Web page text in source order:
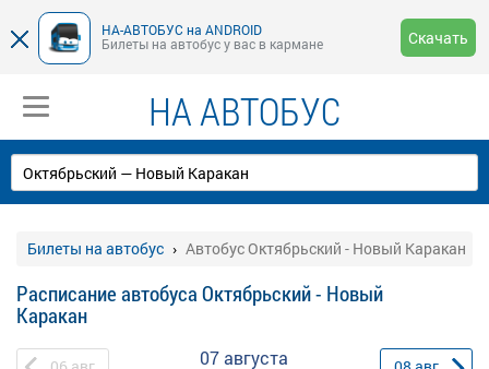
НА-АВТОБУС на ANDROID
Билеты на автобус у вас в кармане
Скачать
НА АВТОБУС
Билеты на автобус Автобус Октябрьский - Новый Каракан
Расписание автобуса Октябрьский - Новый
Каракан
07 августа